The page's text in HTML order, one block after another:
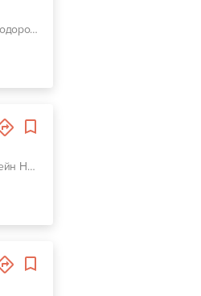
г. Харьков, улица Гвардейцев-Железнодорожников, 11, Красно-зеленый комплекс СТО-Автомойка-Автомагазин. Недалеко от перекрестка Макдональдс на ЮЖД.
г. Харьков, ул. Молодёжная, 214а, Бассейн Нептун